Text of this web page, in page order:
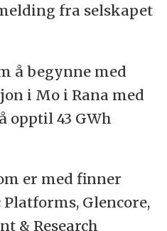
fra selskapet
å begynne med
i Mo i Rana med
opptil 43 GWh
er med finner
Glencore,
& Research